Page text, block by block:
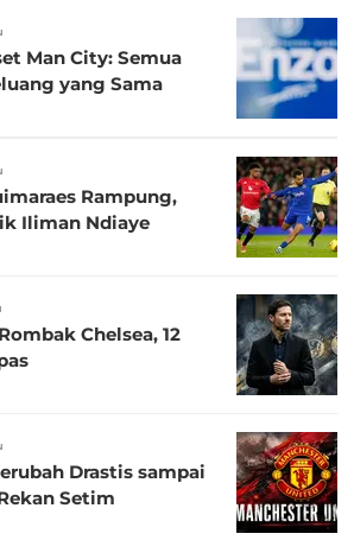
Man City: Semua
yang Sama
Rampung,
Iliman Ndiaye
Chelsea, 12
Drastis sampai
Setim